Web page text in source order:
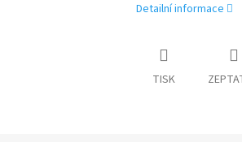
Detailní informace
TISK